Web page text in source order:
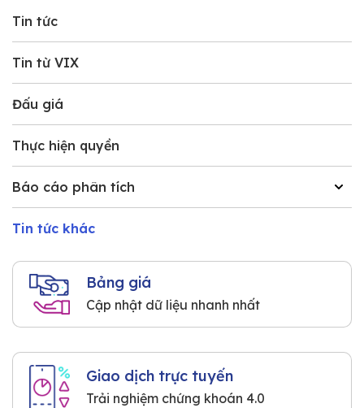
Tin tức
Tin từ VIX
Đấu giá
Thực hiện quyền
Báo cáo phân tích
Tin tức khác
Bảng giá
Cập nhật dữ liệu nhanh nhất
Giao dịch trực tuyến
Trải nghiệm chứng khoán 4.0